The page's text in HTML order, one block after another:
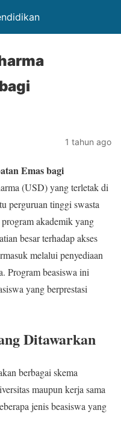
1 tahun ago
Emas bagi
(USD) yang terletak di
perguruan tinggi swasta
akademik yang
besar terhadap akses
melalui penyediaan
Program beasiswa ini
yang berprestasi
Ditawarkan
berbagai skema
maupun kerja sama
jenis beasiswa yang